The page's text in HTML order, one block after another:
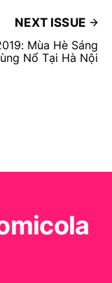
NEXT ISSUE
Mùa Hè Sáng
Nổ Tại Hà Nội